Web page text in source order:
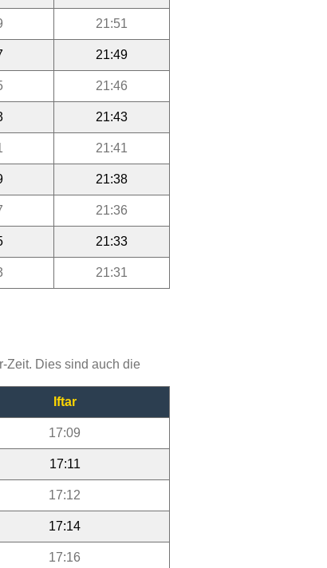
21:51
21:49
21:46
21:43
21:41
21:38
21:36
21:33
21:31
Zeit. Dies sind auch die
Iftar
17:09
17:11
17:12
17:14
17:16